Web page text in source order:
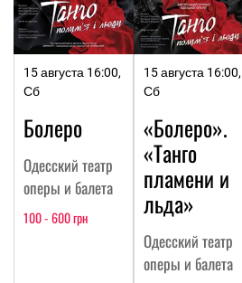
15 августа 16:00,
Сб
Болеро
Одесский театр
оперы и балета
100 - 600 грн
15 августа 16:00,
Сб
«Болеро».
«Танго
пламени и
льда»
Одесский театр
оперы и балета